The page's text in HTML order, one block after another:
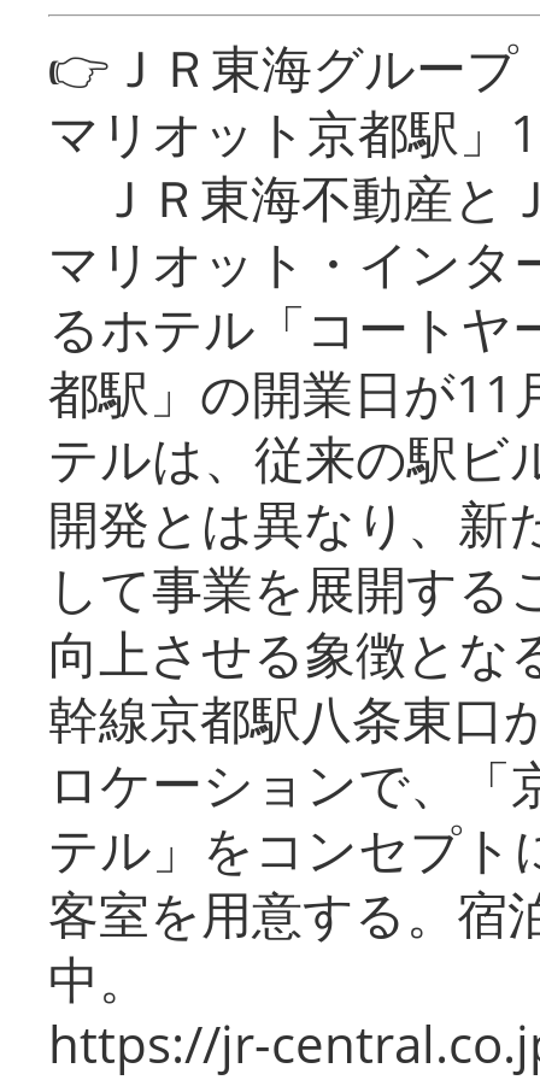
👉ＪＲ東海グルー
マリオット京都駅」
ＪＲ東海不動産と
マリオット・インタ
るホテル「コートヤ
都駅」の開業日が11
テルは、従来の駅ビ
開発とは異なり、新
して事業を展開する
向上させる象徴とな
幹線京都駅八条東口
ロケーションで、「
テル」をコンセプト
客室を用意する。宿
中。
https://jr-